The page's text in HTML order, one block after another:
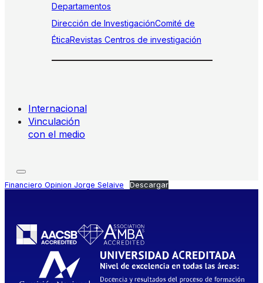
Departamentos
Dirección de InvestigaciónComité de
ÉticaRevistas Centros de investigación
Internacional
Vinculación
con el medio
Financiero Opinion Jorge Selaive Descargar